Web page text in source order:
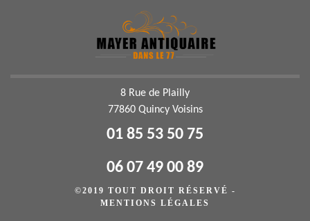
8 Rue de Plailly
77860 Quincy Voisins
01 85 53 50 75
06 07 49 00 89
©2019 TOUT DROIT RÉSERVÉ -
MENTIONS LÉGALES